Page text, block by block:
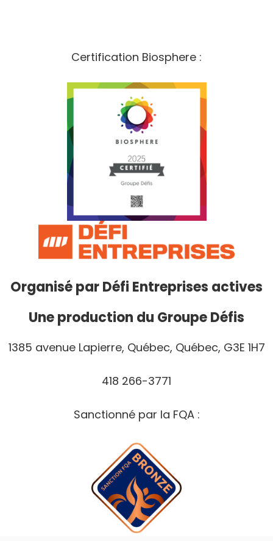
Certification Biosphere :
Organisé parDéfi Entreprises actives
Une production du Groupe Défis
1385 avenue Lapierre, Québec, Québec, G3E 1H7
418 266-3771
Sanctionné par la FQA :